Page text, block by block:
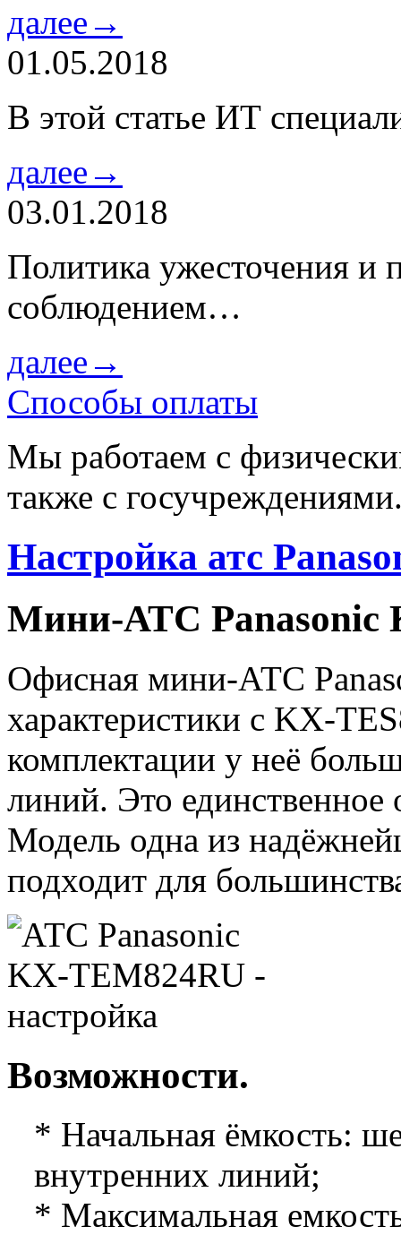
далее→
01.05.2018
В этой статье ИТ
далее→
03.01.2018
Политика ужесточения и
соблюдением…
далее→
Способы оплаты
Мы работаем с
также с
Настройка атс
Мини-АТС Panasonic
Офисная мини-АТС
характеристики с KX-
комплектации у неё
линий. Это
Модель одна из
подходит для
Возможности.
* Начальная ёмкость:
внутренних линий;
* Максимальная